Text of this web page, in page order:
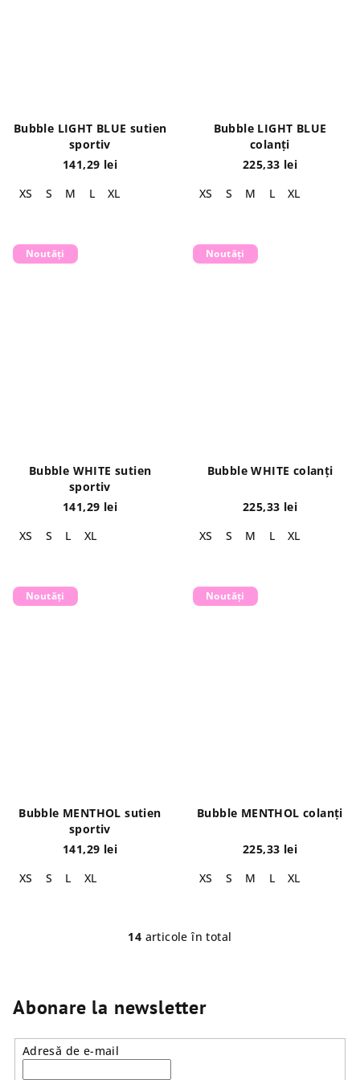
Bubble LIGHT BLUE sutien
sportiv
141,29 lei
XS
S M L XL
Bubble LIGHT BLUE
colanți
225,33 lei
XS
S M L XL
Noutăți
Bubble WHITE sutien
sportiv
141,29 lei
XS
S L XL
Noutăți
Bubble WHITE colanți
225,33 lei
XS
S M L XL
Noutăți
Bubble MENTHOL sutien
sportiv
141,29 lei
XS
S L XL
Noutăți
Bubble MENTHOL colanți
225,33 lei
XS
S M L XL
C
t
r
o
14 articole în total
Abonare la newsletter
Adresă de e-mail